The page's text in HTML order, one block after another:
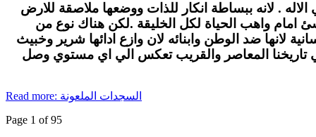
. لانه ببساطة انكار للذات ووضعها ملاصقة للارض
امام واهب الحياة لكل الخليقة .لكن هناك نوع من
لانها ضد الوطن وابنائه لان وازع ادائها شرير وخبيث
تاريخنا المعاصر والقريب تعكس الي اي مستوي وصل
Read more: السجدات الملعونة
Page 1 of 95